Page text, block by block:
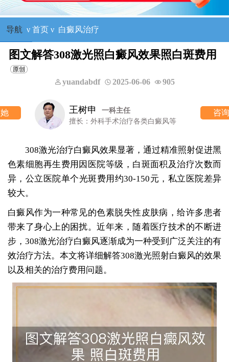
导航 ν 首页ν 白癜风治疗
图文解答308激光照白癜风效果照白斑费用
yuandabdf 2025-06-06 905
王树申
一科主任
擅长：外科手术治疗各类白癜风等
308激光治疗白癜风效果显著，通过精准照射促进黑
色素细胞再生费用因医院等级，白斑面积及治疗次数而
异，公立医院单个光斑费用约30-150元，私立医院差异
较大。
白癜风作为一种常见的色素脱失性皮肤病，给许多患者
带来了身心上的困扰。近年来，随着医疗技术的不断进
步，308激光治疗白癜风逐渐成为一种受到广泛关注的有
效治疗方法。本文将详细解答308激光照射白癜风的效果
以及相关的治疗费用问题。